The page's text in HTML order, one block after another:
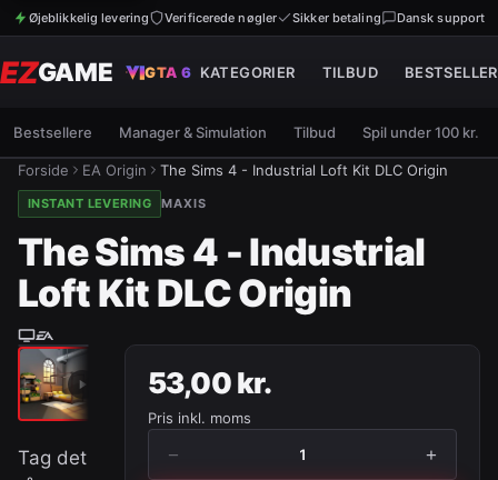
Øjeblikkelig levering Verificerede nøgler Sikker betaling Dansk support
EZGAME GTA 6 KATEGORIER TILBUD
Bestsellere Manager & Simulation Tilbud Spil under 100 kr.
Forside EA Origin The Sims 4 - Industrial Loft Kit DLC Origin
INSTANT LEVERING MAXIS
The Sims 4 - Industrial
Loft Kit DLC Origin
Tag det
53,00 kr.
Pris inkl. moms
− 1 +